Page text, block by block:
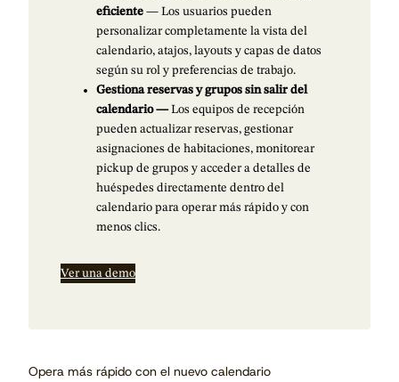
eficiente — Los usuarios pueden
personalizar completamente la vista del
calendario, atajos, layouts y capas de datos
según su rol y preferencias de trabajo.
Gestiona reservas y grupos sin salir del
calendario —Los equipos de recepción
pueden actualizar reservas, gestionar
asignaciones de habitaciones, monitorear
pickup de grupos y acceder a detalles de
huéspedes directamente dentro del
calendario para operar más rápido y con
menos clics.
Ver una demo
Opera más rápido con el nuevo calendario